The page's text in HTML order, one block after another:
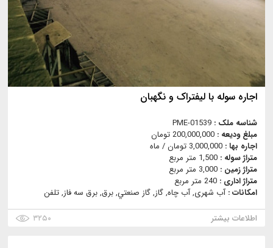
اجاره سوله با لیفتراک و نگهبان
شناسه ملک : PME-01539
مبلغ ودیعه : 200,000,000 تومان
اجاره بها : 3,000,000 تومان / ماه
متراژ سوله : 1,500 متر مربع
متراژ زمین : 3,000 متر مربع
متراژ اداری : 240 متر مربع
امکانات :آب شهری, آب چاه, گاز, گاز صنعتي, برق, برق سه فاز, تلفن
اطلاعات بیشتر
۳۲۵۰